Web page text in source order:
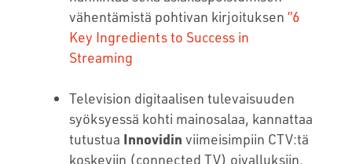
vähentämistä pohtivan kirjoituksen ”6
Key Ingredients to Success in
Streaming
Television digitaalisen tulevaisuuden
syöksyessä kohti mainosalaa, kannattaa
tutustua Innovidin viimeisimpiin CTV:tä
koskeviin (connected TV) oivalluksiin.